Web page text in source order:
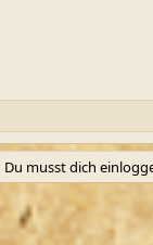
Du musst dich